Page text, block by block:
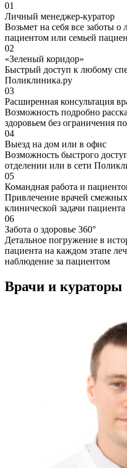
01
Личный менеджер-куратор
Возьмет на себя все заботы
пациентом или семьей
02
«Зеленый коридор»
Быстрый доступ к любому
Поликлиника.ру
03
Расширенная консультация
Возможность подробно
здоровьем без ограничения
04
Выезд на дом или в офис
Возможность быстрого
отделении или в сети
05
Командная работа и
Привлечение врачей
клинической задачи пациента
06
Забота о здоровье 360°
Детальное погружение в
пациента на каждом этапе
наблюдение за пациентом
Врачи и кураторы